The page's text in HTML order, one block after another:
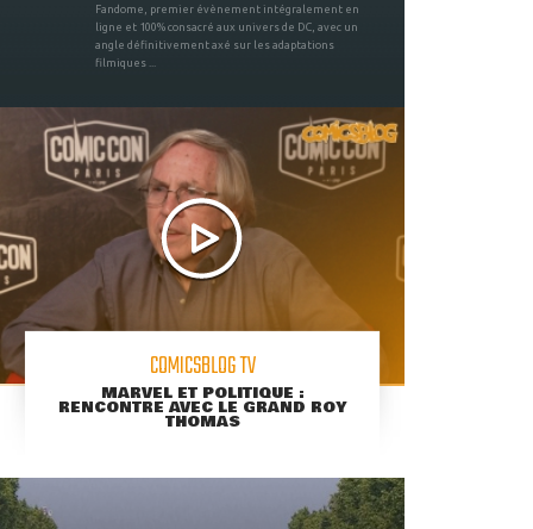
Fandome, premier évènement intégralement en
ligne et 100% consacré aux univers de DC, avec un
angle définitivement axé sur les adaptations
filmiques ...
COMICSBLOG TV
MARVEL ET POLITIQUE :
RENCONTRE AVEC LE GRAND ROY
THOMAS